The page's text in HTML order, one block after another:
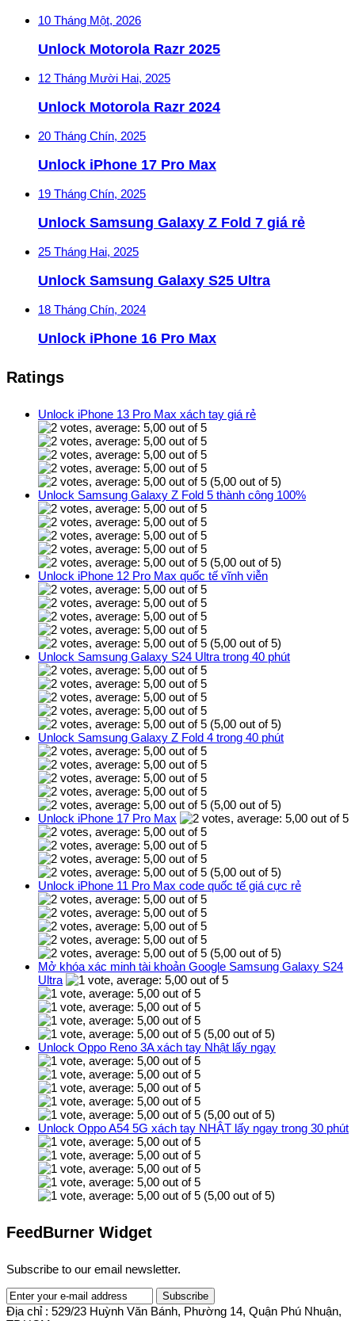
10 Tháng Một, 2026
Unlock Motorola Razr 2025
12 Tháng Mười Hai, 2025
Unlock Motorola Razr 2024
20 Tháng Chín, 2025
Unlock iPhone 17 Pro Max
19 Tháng Chín, 2025
Unlock Samsung Galaxy Z Fold 7 giá rẻ
25 Tháng Hai, 2025
Unlock Samsung Galaxy S25 Ultra
18 Tháng Chín, 2024
Unlock iPhone 16 Pro Max
Ratings
Unlock iPhone 13 Pro Max xách tay giá rẻ
(5,00 out of 5)
Unlock Samsung Galaxy Z Fold 5 thành công 100%
(5,00 out of 5)
Unlock iPhone 12 Pro Max quốc tế vĩnh viễn
(5,00 out of 5)
Unlock Samsung Galaxy S24 Ultra trong 40 phút
(5,00 out of 5)
Unlock Samsung Galaxy Z Fold 4 trong 40 phút
(5,00 out of 5)
Unlock iPhone 17 Pro Max
(5,00 out of 5)
Unlock iPhone 11 Pro Max code quốc tế giá cực rẻ
(5,00 out of 5)
Mở khóa xác minh tài khoản Google Samsung Galaxy S24
Ultra
(5,00 out of 5)
Unlock Oppo Reno 3A xách tay Nhật lấy ngay
(5,00 out of 5)
Unlock Oppo A54 5G xách tay NHẬT lấy ngay trong 30 phút
(5,00 out of 5)
FeedBurner Widget
Subscribe to our email newsletter.
Địa chỉ : 529/23 Huỳnh Văn Bánh, Phường 14, Quận Phú Nhuận,